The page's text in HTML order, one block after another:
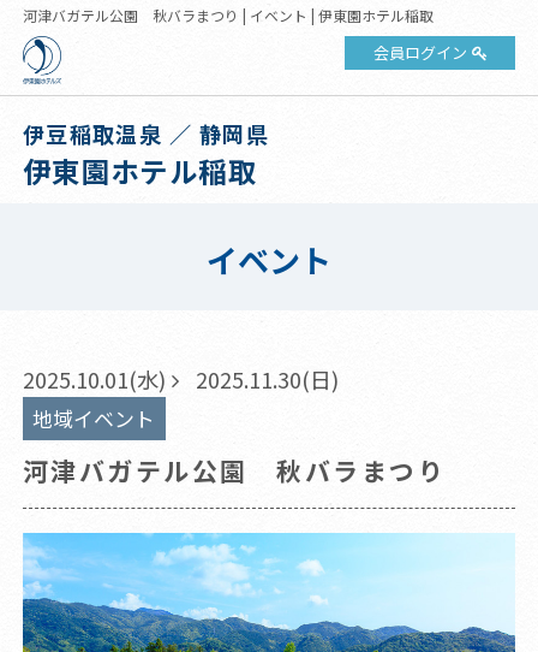
河津バガテル公園 秋バラまつり | イベント | 伊東園ホテル稲取
会員ログイン
伊豆稲取温泉 ／ 静岡県
伊東園ホテル稲取
イベント
2025.10.01(水) 2025.11.30(日)
地域イベント
河津バガテル公園 秋バラまつり